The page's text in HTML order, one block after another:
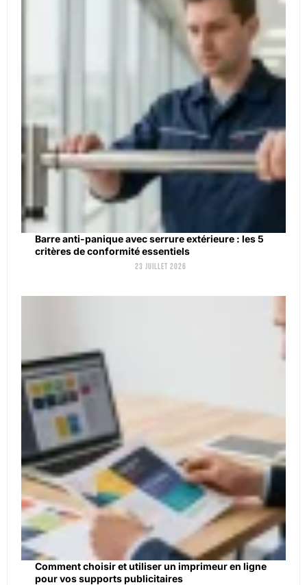
Barre anti-panique avec serrure extérieure : les 5
critères de conformité essentiels
23 juillet 2026
Comment choisir et utiliser un imprimeur en ligne
pour vos supports publicitaires